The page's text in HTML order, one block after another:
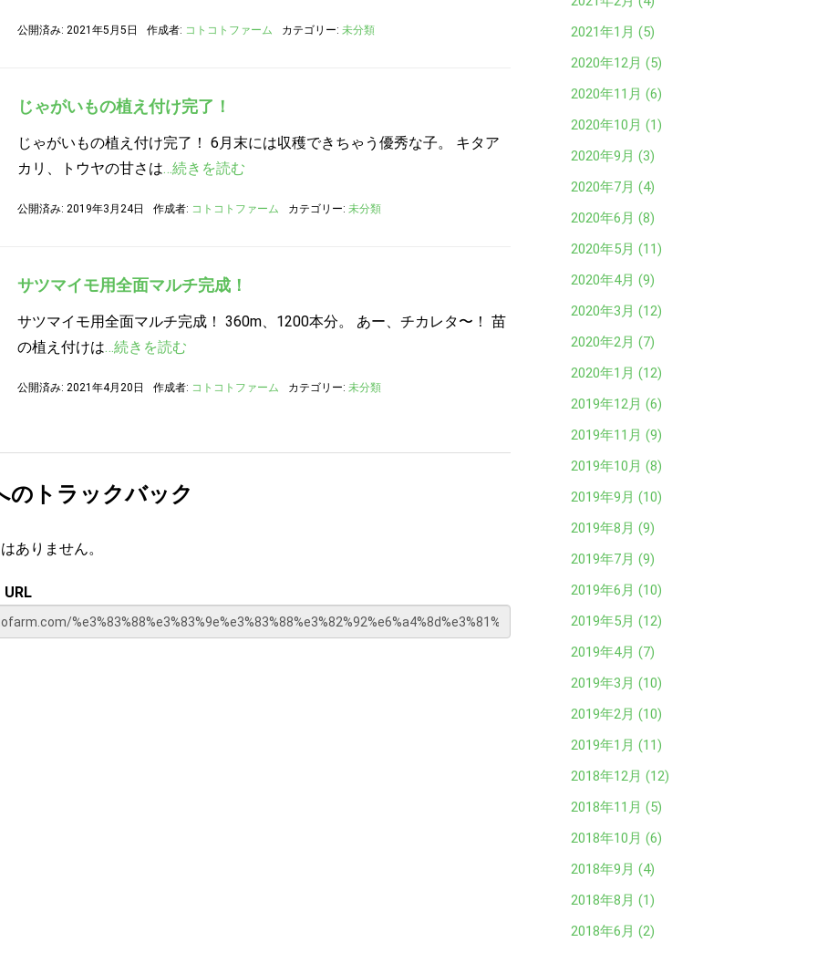
公開済み: 2021年5月5日 作成者: コトコトファーム カテゴリー: 未分類
じゃがいもの植え付け完了！
じゃがいもの植え付け完了！ 6月末には収穫できちゃう優秀な子。 キタア
カリ、トウヤの甘さは…続きを読む
公開済み: 2019年3月24日 作成者: コトコトファーム カテゴリー: 未分類
サツマイモ用全面マルチ完成！
サツマイモ用全面マルチ完成！ 360m、1200本分。 あー、チカレタ〜！ 苗
の植え付けは…続きを読む
公開済み: 2021年4月20日 作成者: コトコトファーム カテゴリー: 未分類
のトラックバック
ありません。
2021年1月 (5)
2020年12月 (5)
2020年11月 (6)
2020年10月 (1)
2020年9月 (3)
2020年7月 (4)
2020年6月 (8)
2020年5月 (11)
2020年4月 (9)
2020年3月 (12)
2020年2月 (7)
2020年1月 (12)
2019年12月 (6)
2019年11月 (9)
2019年10月 (8)
2019年9月 (10)
2019年8月 (9)
2019年7月 (9)
2019年6月 (10)
2019年5月 (12)
2019年4月 (7)
2019年3月 (10)
2019年2月 (10)
2019年1月 (11)
2018年12月 (12)
2018年11月 (5)
2018年10月 (6)
2018年9月 (4)
2018年8月 (1)
2018年6月 (2)